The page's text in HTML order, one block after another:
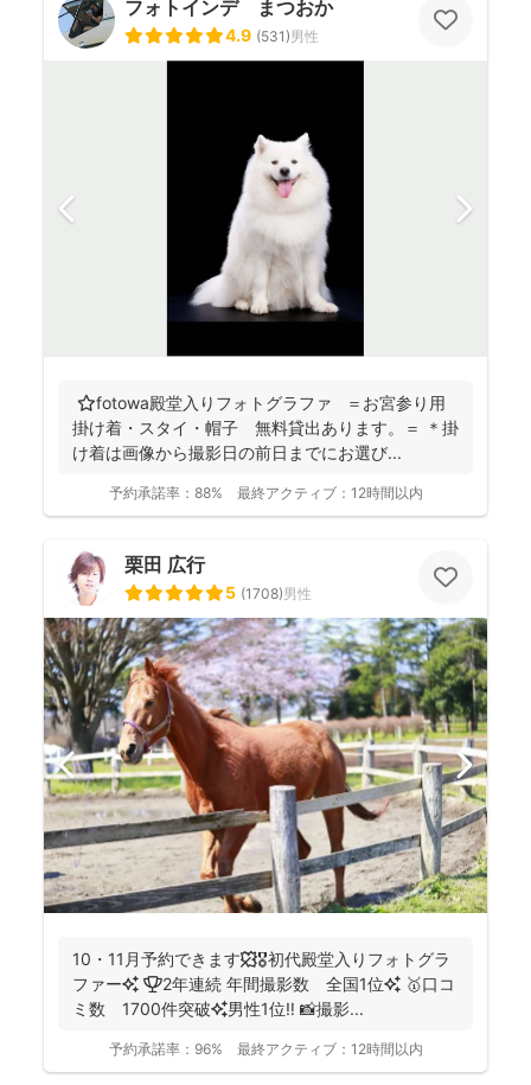
フォトインデ まつおか
4.9 (531)男性
⭐️fotowa殿堂入りフォトグラファ ＝お宮参り用
掛け着・スタイ・帽子 無料貸出あります。＝ ＊掛
け着は画像から撮影日の前日までにお選び...
予約承諾率： 88% 最終アクティブ： 12時間以内
栗田 広行
5 (1708)男性
10・11月予約できます🍁🎖初代殿堂入りフォトグラ
ファー✨ 🏆2年連続 年間撮影数 全国1位✨ 🥇口コ
ミ数 1700件突破✨男性1位‼️ 📸撮影...
予約承諾率： 96% 最終アクティブ： 12時間以内